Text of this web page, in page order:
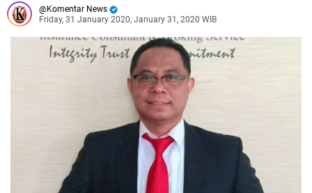
Komentar News
Friday, 31 January 2020, January 31, 2020 WIB